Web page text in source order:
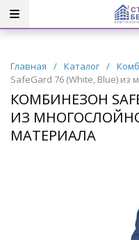
Главная / Каталог /
SafeGard 76 (White, Blue)
КОМБИНЕЗОН
ИЗ
МАТЕРИАЛА